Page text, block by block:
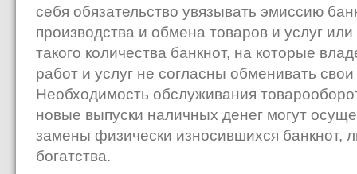
себя обязательство увязывать эмиссию
производства и обмена товаров и услуг
такого количества банкнот, на которые
работ и услуг не согласны обменивать
Необходимость обслуживания
новые выпуски наличных денег могут
замены физически износившихся банкнот,
богатства.